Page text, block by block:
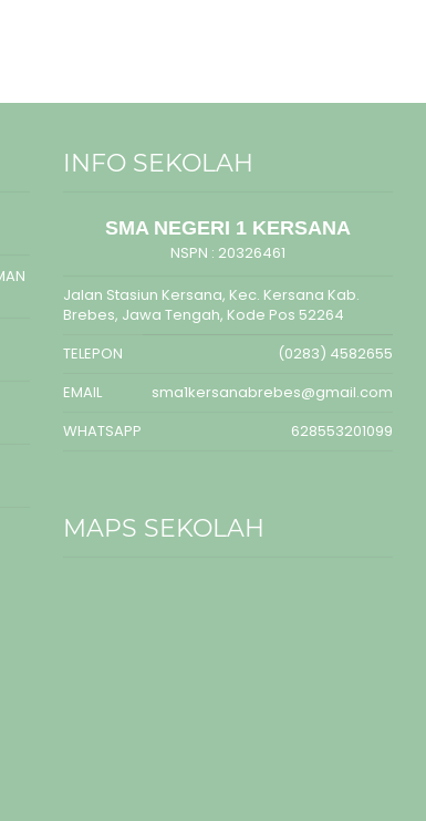
INFO SEKOLAH
SMA NEGERI 1 KERSANA
NSPN : 20326461
Jalan Stasiun Kersana, Kec. Kersana Kab.
Brebes, Jawa Tengah, Kode Pos 52264
TELEPON
(0283) 4582655
EMAIL
sma1kersanabrebes@gmail.com
WHATSAPP
628553201099
MAPS SEKOLAH